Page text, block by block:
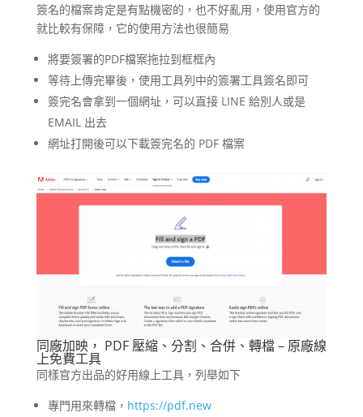
簽名的檔案肯定是有點機密的，也不好亂用，使用官方的
就比較有保障，它的使用方法也很簡易
將要簽署的PDF檔案拖拉到框框內
等待上傳完畢後，使用工具列中的簽署工具簽名即可
簽完名會拿到一個網址，可以直接 LINE 給別人或是
EMAIL 出去
網址打開後可以下載簽完名的 PDF 檔案
同廠加映， PDF 壓縮、分割、合併、轉檔 – 原廠線
上免費工具
同樣官方出品的好用線上工具，列舉如下
專門用來轉檔， https://pdf.new